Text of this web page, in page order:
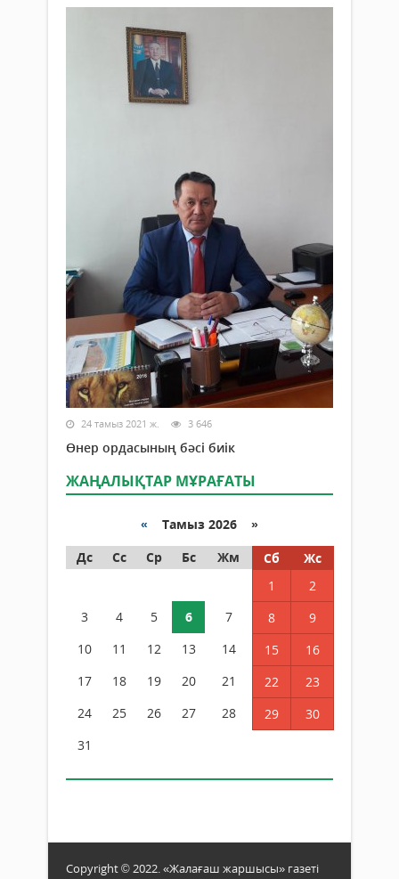
24 тамыз 2021 ж. 3 646
Өнер ордасының бәсі биік
ЖАҢАЛЫҚТАР МҰРАҒАТЫ
« Тамыз 2026 »
Дс
Сс Ср Бс Жм Сб
Жс
1
2
3
4 5 6 7 8
9
10
11 12 13 14 15
16
17
18 19 20 21 22
23
24
25 26 27 28 29
30
31
Copyright © 2022. «Жалағаш жаршысы» газеті